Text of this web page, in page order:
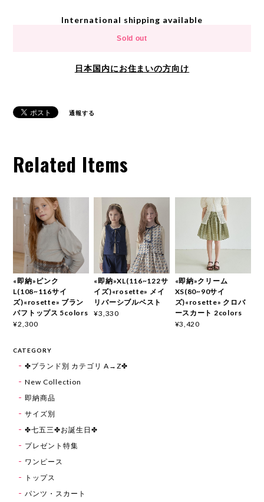
International shipping available
Sold out
日本国内にお住まいの方向け
通報する
Related Items
«即納»ピンク
L(108~116サイ
ズ)«rosette» ブラン
パフトップス 5colors
¥2,300
«即納»XL(116~122サ
イズ)«rosette» メイ
リバーシブルベスト
¥3,330
«即納»クリーム
XS(80~90サイ
ズ)«rosette» クロバ
ースカート 2colors
¥3,420
CATEGORY
✤ブランド別 カテゴリ A→Z✤
New Collection
即納商品
サイズ別
✤七五三✤お誕生日✤
プレゼント特集
ワンピース
トップス
パンツ・スカート